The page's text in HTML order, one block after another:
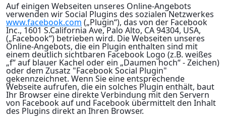
Auf einigen Webseiten unseres Online-Angebots
verwenden wir Social Plugins des sozialen Netzwerkes
www.facebook.com („Plugin“), das von der Facebook
Inc., 1601 S.California Ave, Palo Alto, CA 94304, USA,
(„Facebook“) betrieben wird. Die Webseiten unseres
Online-Angebots, die ein Plugin enthalten sind mit
einem deutlich sichtbaren Facebook Logo (z.B. weißes
„f“ auf blauer Kachel oder ein „Daumen hoch“ - Zeichen)
oder dem Zusatz "Facebook Social Plugin"
gekennzeichnet. Wenn Sie eine entsprechende
Webseite aufrufen, die ein solches Plugin enthält, baut
Ihr Browser eine direkte Verbindung mit den Servern
von Facebook auf und Facebook übermittelt den Inhalt
des Plugins direkt an Ihren Browser.